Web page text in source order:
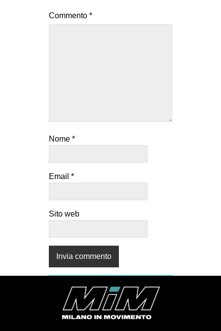
Commento *
Nome *
Email *
Sito web